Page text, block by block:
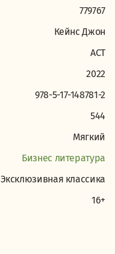
779767
Кейнс Джон
АСТ
2022
978-5-17-148781-2
544
Мягкий
Бизнес литература
Эксклюзивная классика
16+